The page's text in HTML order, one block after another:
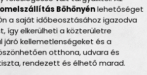
Böhönyénlehetőséget
a saját időbeosztásához igazodva
így elkerülheti a közterületre
járó kellemetlenségeket és a
otthona, udvara és
rendezett és élhető marad.